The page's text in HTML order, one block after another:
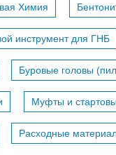
Химия
инструмент для ГНБ
Буровые головы
Муфты и
Расходные